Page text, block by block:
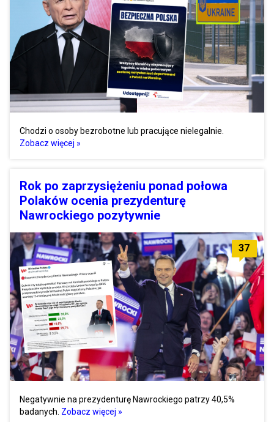
Chodzi o osoby bezrobotne lub pracujące nielegalnie.
Zobacz więcej »
Rok po zaprzysiężeniu ponad połowa
Polaków ocenia prezydenturę
Nawrockiego pozytywnie
37
Negatywnie na prezydenturę Nawrockiego patrzy 40,5%
badanych. Zobacz więcej »